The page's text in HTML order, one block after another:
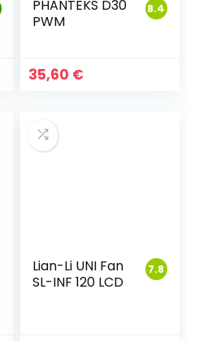
8.4
PHANTEKS D30
PWM
35,60 €
7.8
Lian-Li UNI Fan
SL-INF 120 LCD